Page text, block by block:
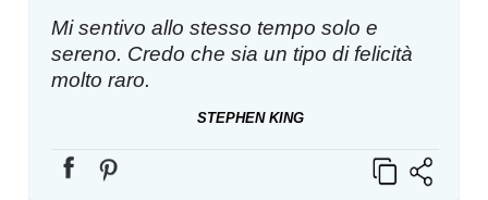
Mi sentivo allo stesso tempo solo e
sereno. Credo che sia un tipo di felicità
molto raro.
STEPHEN KING